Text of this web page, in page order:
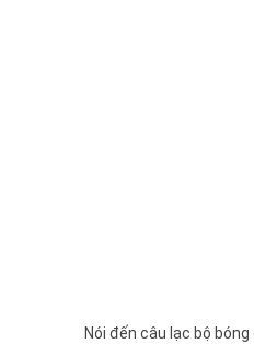
Nói đến câu lạc bộ